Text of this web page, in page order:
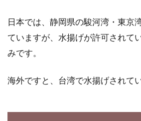
日本では、静岡県の駿河湾・東京
ていますが、水揚げが許可されて
みです。
海外ですと、台湾で水揚げされてい